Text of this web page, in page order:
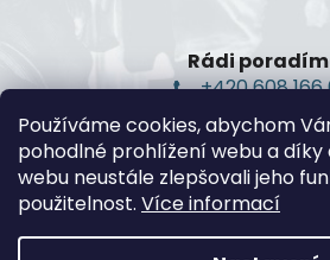
Používáme cookies, abychom
pohodlné prohlížení webu a díky
webu neustále zlepšovali jeho
použitelnost. Více informací
Rádi
+420 608 166
gsa@gsa-